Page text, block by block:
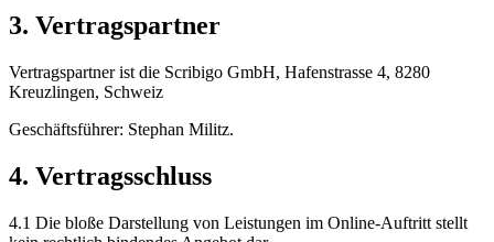
3. Vertragspartner
Vertragspartner ist die Scribigo GmbH, Hafenstrasse 4, 8280
Kreuzlingen, Schweiz
Geschäftsführer: Stephan Militz.
4. Vertragsschluss
4.1 Die bloße Darstellung von Leistungen im Online-Auftritt stellt